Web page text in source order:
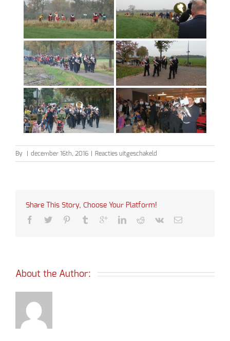
By december 16th, 2016 Reacties uitgeschakeld
Sinterklaas
Share This Story, Choose Your Platform!
About the Author: